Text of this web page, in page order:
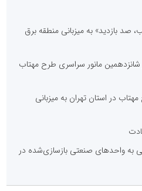
بازدید» به میزبانی منطقه برق
در شانزدهمین مانور سراسری طرح مهتاب
در استان تهران به میزبانی
به واحدهای صنعتی بازسازی‌شده در